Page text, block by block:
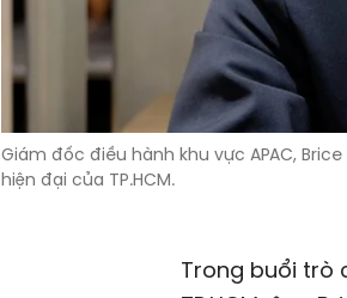
Giám đốc điều hành khu vực APAC,
hiện đại của TP.HCM.
Trong buổi trò